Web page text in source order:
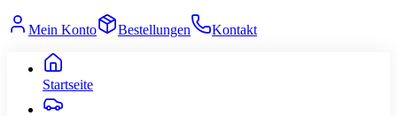
Mein Konto Bestellungen Kontakt
Startseite